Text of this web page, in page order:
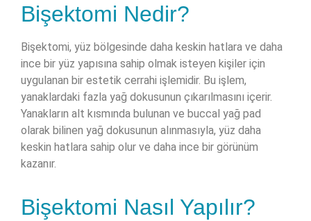
Bişektomi Nedir?
Bişektomi, yüz bölgesinde daha keskin hatlara ve daha
ince bir yüz yapısına sahip olmak isteyen kişiler için
uygulanan bir estetik cerrahi işlemidir. Bu işlem,
yanaklardaki fazla yağ dokusunun çıkarılmasını içerir.
Yanakların alt kısmında bulunan ve buccal yağ pad
olarak bilinen yağ dokusunun alınmasıyla, yüz daha
keskin hatlara sahip olur ve daha ince bir görünüm
kazanır.
Bişektomi Nasıl Yapılır?